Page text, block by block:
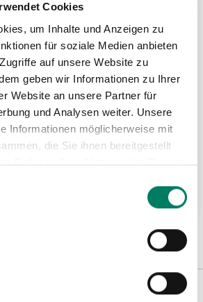
Cookies
um Inhalte und Anzeigen zu
für soziale Medien anbieten
auf unsere Website zu
geben wir Informationen zu Ihrer
Website an unsere Partner für
und Analysen weiter. Unsere
Informationen möglicherweise mit
die Sie ihnen bereitgestellt
Rahmen Ihrer Nutzung der Dienste
VMK Güteklasse
10